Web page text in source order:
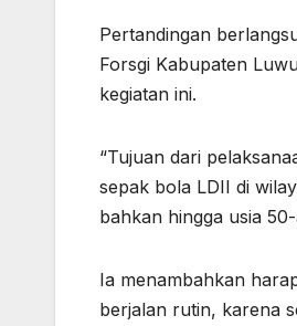
Pertandingan
Forsgi Kabupaten
kegiatan ini.
“Tujuan dari
sepak bola LDII di
bahkan hingga usia
Ia menambahkan
berjalan rutin, karena